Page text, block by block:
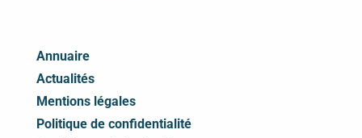
Annuaire
Actualités
Mentions légales
Politique de confidentialité